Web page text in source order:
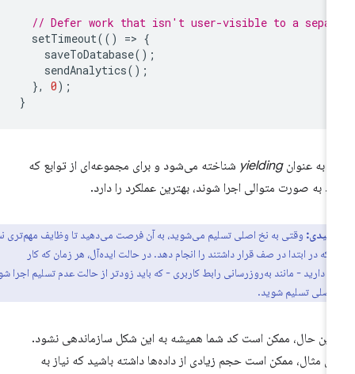
// Defer work that isn't user-visible to a
setTimeout (() =
saveToDatabase
sendAnalytics
},
به عنوانyieldingشناخته می‌شود و برای مجموعه‌ای از توابع که
به صورت متوالی اجرا شوند، بهترین عملکرد را دارد.
کلیدی:وقتی به نخ اصلی تسلیم می‌شوید، به آن فرصت می‌دهید تا وظایف مهم‌تری نسبت
که در ابتدا در صف قرار داشتند را انجام دهد. در حالت ایده‌آل، هر زمان که کار
دارید - مانند به‌روزرسانی رابط کاربری - که باید زودتر از حالت عدم تسلیم اجرا شود،
اصلی تسلیم شوید.
این حال، ممکن است کد شما همیشه به این شکل سازماندهی نشود.
مثال، ممکن است حجم زیادی از داده‌ها داشته باشید که نیاز به